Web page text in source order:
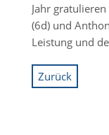
Jahr
(6d) und
Leistung und
Zurück